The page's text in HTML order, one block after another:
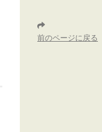
前のページに戻る